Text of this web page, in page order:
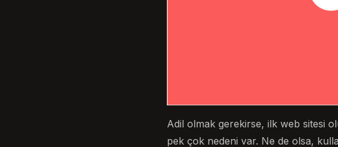
Adil olmak gerekirse, ilk web sitesi
pek çok nedeni var. Ne de olsa,